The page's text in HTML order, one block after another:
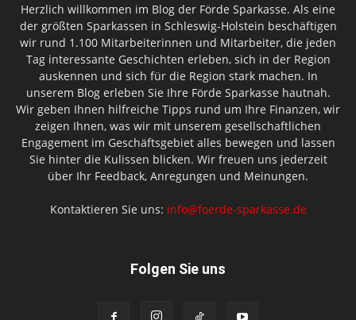
Herzlich willkommen im Blog der Förde Sparkasse. Als eine
der größten Sparkassen in Schleswig-Holstein beschäftigen
wir rund 1.100 Mitarbeiterinnen und Mitarbeiter, die jeden
Tag interessante Geschichten erleben, sich in der Region
auskennen und sich für die Region stark machen. In
unserem Blog erleben Sie Ihre Förde Sparkasse hautnah.
Wir geben Ihnen hilfreiche Tipps rund um Ihre Finanzen, wir
zeigen Ihnen, was wir mit unserem gesellschaftlichen
Engagement im Geschäftsgebiet alles bewegen und lassen
Sie hinter die Kulissen blicken. Wir freuen uns jederzeit
über Ihr Feedback, Anregungen und Meinungen.
Kontaktieren Sie uns: info@foerde-sparkasse.de
Folgen Sie uns